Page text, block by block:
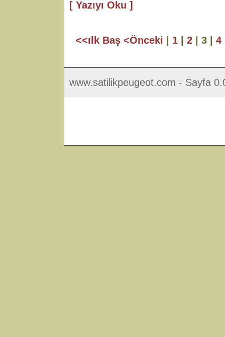
[ Yazıyı Oku ]
<<ılk Baş <Önceki 1 2 | 3 | 4
www.satilikpeugeot.com - Sayfa